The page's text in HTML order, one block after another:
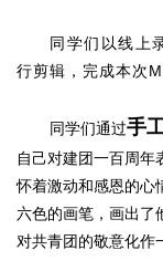
同学们以线上
行剪辑，完成本次
同学们通过手
自己对建团一百周年
怀着激动和感恩的心
六色的画笔，画出了
对共青团的敬意化作